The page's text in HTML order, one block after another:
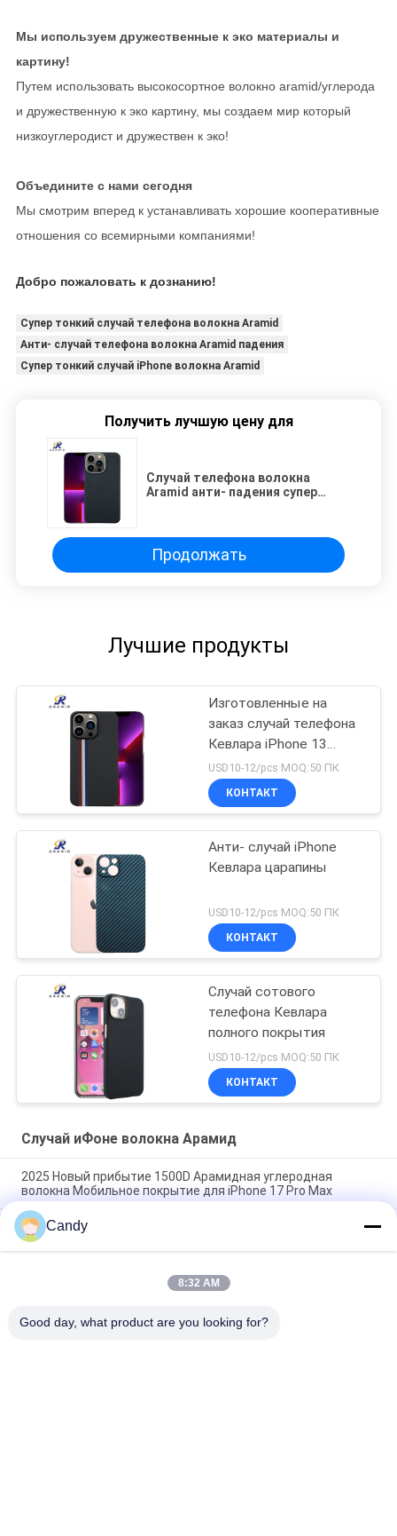
Мы используем дружественные к эко материалы и
картину!
Путем использовать высокосортное волокно aramid/углерода
и дружественную к эко картину, мы создаем мир который
низкоуглеродист и дружествен к эко!
Объедините с нами сегодня
Мы смотрим вперед к устанавливать хорошие кооперативные
отношения со всемирными компаниями!
Добро пожаловать к дознанию!
Супер тонкий случай телефона волокна Aramid
Анти- случай телефона волокна Aramid падения
Супер тонкий случай iPhone волокна Aramid
Получить лучшую цену для
Случай телефона волокна
Aramid анти- падения супер
Продолжать
Лучшие продукты
Изготовленные на
заказ случай телефона
Кевлара iPhone 13
логотипа
минималистские Pro
USD10-12/pcs MOQ:50 ПК
КОНТАКТ
Анти- случай iPhone
Кевлара царапины
USD10-12/pcs MOQ:50 ПК
КОНТАКТ
Случай сотового
телефона Кевлара
полного покрытия
USD10-12/pcs MOQ:50 ПК
КОНТАКТ
Случай иФоне волокна Арамид
2025 Новый прибытие 1500D Арамидная углеродная
волокна Мобильное покрытие для iPhone 17 Pro Max
Премиальный чехол для мобильного телефона из
арамидного углеродного волокна с металлической рамкой
для iPhone 17 Pro Max
Металлическая оболочка из углеродного волокна для
Candy
8:32 AM
Good day, what product are you looking for?